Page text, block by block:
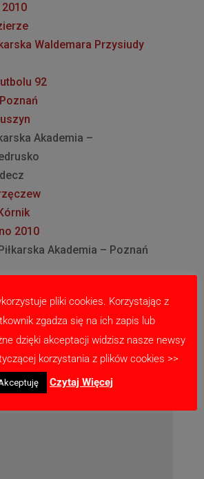
2010
Waldemara Przysiudy
92
Akademia –
2010
Akademia – Poznań
nie zostanie opublikowany.
są oznaczone
pliki cookies. Korzystając z
zgadza się na ich zapis lub
dzięki akceptacji widzisz nasze newsy
korzystania z plików cookies >>
Czytaj Więcej